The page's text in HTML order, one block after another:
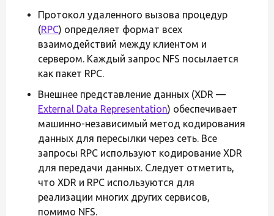
Протокол удаленного вызова процедур
(RPC) определяет формат всех
взаимодействий между клиентом и
сервером. Каждый запрос NFS посылается
как пакет RPC.
Внешнее представление данных (XDR —
External Data Representation) обеспечивает
машинно-независимый метод кодирования
данных для пересылки через сеть. Все
запросы RPC используют кодирование XDR
для передачи данных. Следует отметить,
что XDR и RPC используются для
реализации многих других сервисов,
помимо NFS.